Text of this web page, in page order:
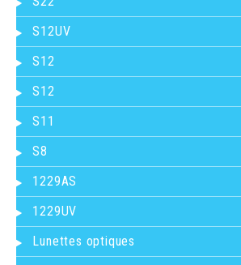
S12UV
S12
S12
S11
S8
1229AS
1229UV
Lunettes optiques